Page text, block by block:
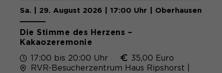
Sa. | 29. August 2026 | 17:00 Uhr | Oberhausen
Die Stimme des Herzens –
Kakaozeremonie
17:00 bis 20:00 Uhr
35,00 Euro
RVR-Besucherzentrum Haus Ripshorst |